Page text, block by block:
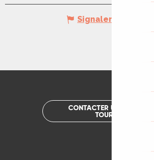
Signaler une erreur
CONTACTER UN OFFICE DE
TOURISME